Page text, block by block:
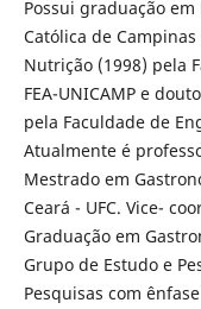
Possui graduação
Católica de
Nutrição (1998) pela
FEA-UNICAMP e
pela Faculdade de
Atualmente é
Mestrado em
Ceará - UFC. Vice-
Graduação em
Grupo de Estudo e
Pesquisas com